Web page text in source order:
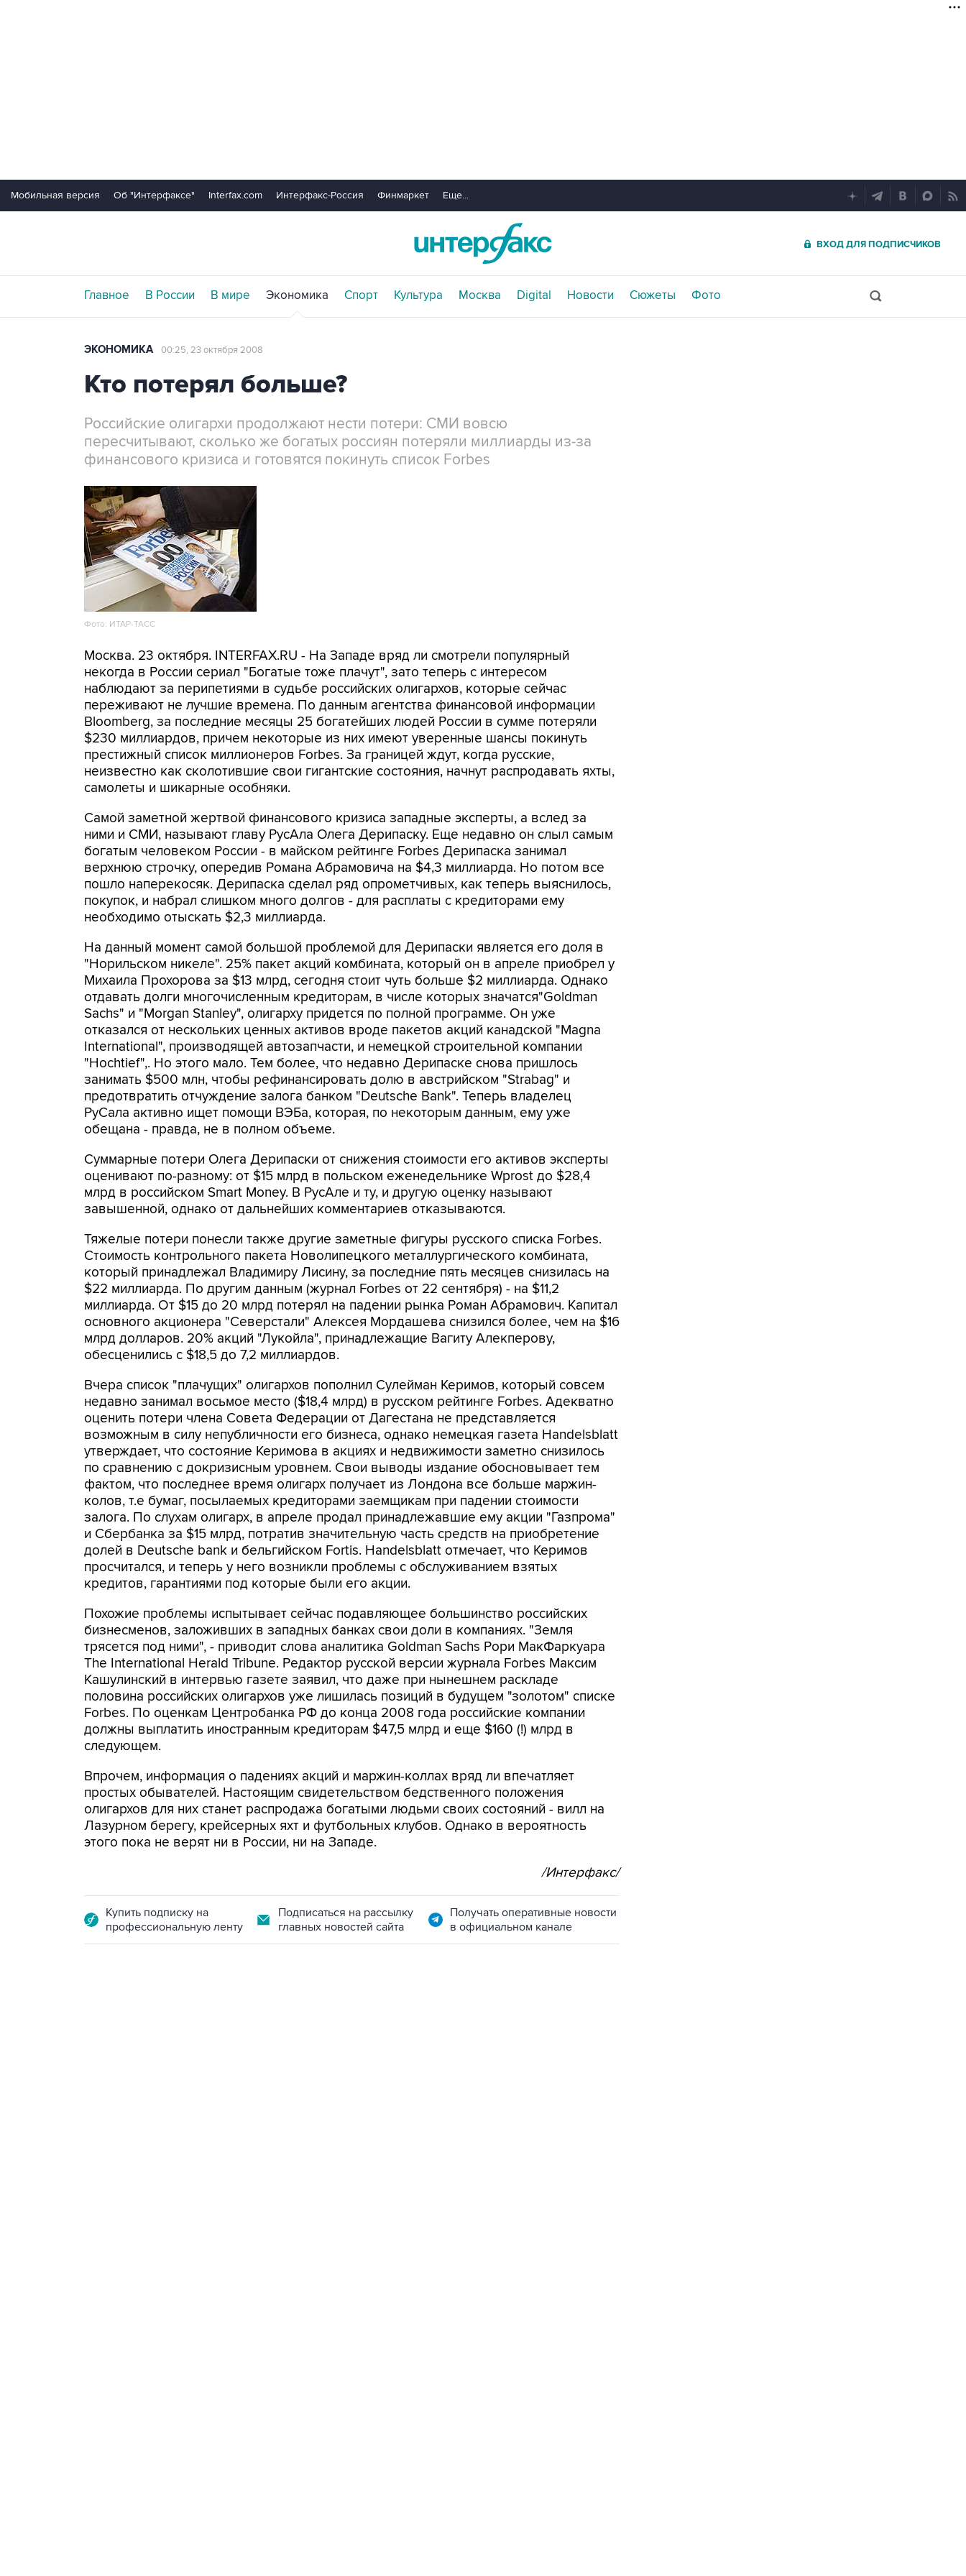
Мобильная версия Об "Интерфаксе" Interfax.com Интерфакс-Россия Финмаркет Еще...
ВХОД ДЛЯ ПОДПИСЧИКОВ
Главное В России В мире Экономика Спорт Культура Москва Digital Новости Сюжеты Фото
ЭКОНОМИКА 00:25, 23 октября 2008
Кто потерял больше?
Российские олигархи продолжают нести потери: СМИ вовсю
пересчитывают, сколько же богатых россиян потеряли миллиарды из-за
финансового кризиса и готовятся покинуть список Forbes
Фото: ИТАР-ТАСС
Москва. 23 октября. INTERFAX.RU - На Западе вряд ли смотрели популярный
некогда в России сериал "Богатые тоже плачут", зато теперь с интересом
наблюдают за перипетиями в судьбе российских олигархов, которые сейчас
переживают не лучшие времена. По данным агентства финансовой информации
Bloomberg, за последние месяцы 25 богатейших людей России в сумме потеряли
$230 миллиардов, причем некоторые из них имеют уверенные шансы покинуть
престижный список миллионеров Forbes. За границей ждут, когда русские,
неизвестно как сколотившие свои гигантские состояния, начнут распродавать яхты,
самолеты и шикарные особняки.
Самой заметной жертвой финансового кризиса западные эксперты, а вслед за
ними и СМИ, называют главу РусАла Олега Дерипаску. Еще недавно он слыл самым
богатым человеком России - в майском рейтинге Forbes Дерипаска занимал
верхнюю строчку, опередив Романа Абрамовича на $4,3 миллиарда. Но потом все
пошло наперекосяк. Дерипаска сделал ряд опрометчивых, как теперь выяснилось,
покупок, и набрал слишком много долгов - для расплаты с кредиторами ему
необходимо отыскать $2,3 миллиарда.
На данный момент самой большой проблемой для Дерипаски является его доля в
"Норильском никеле". 25% пакет акций комбината, который он в апреле приобрел у
Михаила Прохорова за $13 млрд, сегодня стоит чуть больше $2 миллиарда. Однако
отдавать долги многочисленным кредиторам, в числе которых значатся"Goldman
Sachs" и "Morgan Stanley", олигарху придется по полной программе. Он уже
отказался от нескольких ценных активов вроде пакетов акций канадской "Magna
International", производящей автозапчасти, и немецкой строительной компании
"Hochtief",. Но этого мало. Тем более, что недавно Дерипаске снова пришлось
занимать $500 млн, чтобы рефинансировать долю в австрийском "Strabag" и
предотвратить отчуждение залога банком "Deutsche Bank". Теперь владелец
РуСала активно ищет помощи ВЭБа, которая, по некоторым данным, ему уже
обещана - правда, не в полном объеме.
Суммарные потери Олега Дерипаски от снижения стоимости его активов эксперты
оценивают по-разному: от $15 млрд в польском еженедельнике Wprost до $28,4
млрд в российском Smart Money. В РусАле и ту, и другую оценку называют
завышенной, однако от дальнейших комментариев отказываются.
Тяжелые потери понесли также другие заметные фигуры русского списка Forbes.
Стоимость контрольного пакета Новолипецкого металлургического комбината,
который принадлежал Владимиру Лисину, за последние пять месяцев снизилась на
$22 миллиарда. По другим данным (журнал Forbes от 22 сентября) - на $11,2
миллиарда. От $15 до 20 млрд потерял на падении рынка Роман Абрамович. Капитал
основного акционера "Северстали" Алексея Мордашева снизился более, чем на $16
млрд долларов. 20% акций "Лукойла", принадлежащие Вагиту Алекперову,
обесценились с $18,5 до 7,2 миллиардов.
Вчера список "плачущих" олигархов пополнил Сулейман Керимов, который совсем
недавно занимал восьмое место ($18,4 млрд) в русском рейтинге Forbes. Адекватно
оценить потери члена Совета Федерации от Дагестана не представляется
возможным в силу непубличности его бизнеса, однако немецкая газета Handelsblatt
утверждает, что состояние Керимова в акциях и недвижимости заметно снизилось
по сравнению с докризисным уровнем. Свои выводы издание обосновывает тем
фактом, что последнее время олигарх получает из Лондона все больше маржин-
колов, т.е бумаг, посылаемых кредиторами заемщикам при падении стоимости
залога. По слухам олигарх, в апреле продал принадлежавшие ему акции "Газпрома"
и Сбербанка за $15 млрд, потратив значительную часть средств на приобретение
долей в Deutsche bank и бельгийском Fortis. Handelsblatt отмечает, что Керимов
просчитался, и теперь у него возникли проблемы с обслуживанием взятых
кредитов, гарантиями под которые были его акции.
Похожие проблемы испытывает сейчас подавляющее большинство российских
бизнесменов, заложивших в западных банках свои доли в компаниях. "Земля
трясется под ними", - приводит слова аналитика Goldman Sachs Рори МакФаркуара
The International Herald Tribune. Редактор русской версии журнала Forbes Максим
Кашулинский в интервью газете заявил, что даже при нынешнем раскладе
половина российских олигархов уже лишилась позиций в будущем "золотом" списке
Forbes. По оценкам Центробанка РФ до конца 2008 года российские компании
должны выплатить иностранным кредиторам $47,5 млрд и еще $160 (!) млрд в
следующем.
Впрочем, информация о падениях акций и маржин-коллах вряд ли впечатляет
простых обывателей. Настоящим свидетельством бедственного положения
олигархов для них станет распродажа богатыми людьми своих состояний - вилл на
Лазурном берегу, крейсерных яхт и футбольных клубов. Однако в вероятность
этого пока не верят ни в России, ни на Западе.
/Интерфакс/
Купить подписку на
профессиональную ленту
Подписаться на рассылку
главных новостей сайта
Получать оперативные новости
в официальном канале